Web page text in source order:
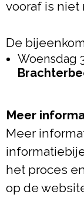
vooraf is niet
De
Woensdag
Meer
Meer
het proces
op de